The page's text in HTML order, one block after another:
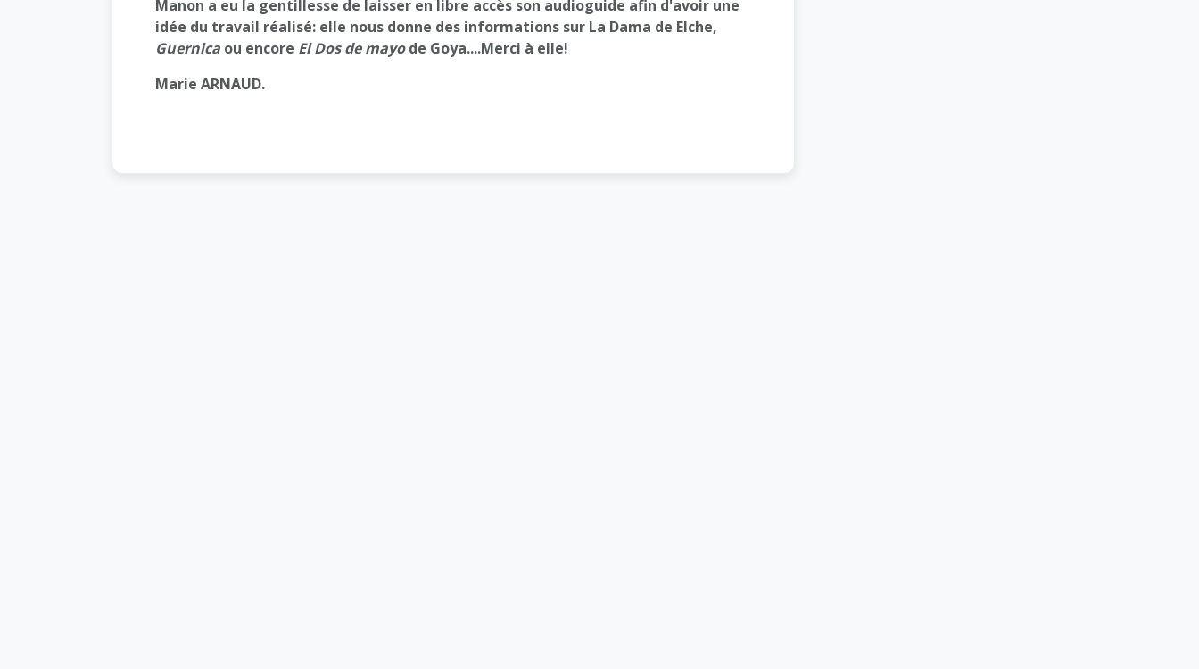
Manon a eu la gentillesse de laisser en libre accès son audioguide afin d'avoir une
idée du travail réalisé: elle nous donne des informations sur La Dama de Elche,
Guernicaou encore El Dos de mayode Goya....Merci à elle!
Marie ARNAUD.